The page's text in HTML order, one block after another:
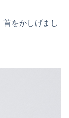
首をかしげまし